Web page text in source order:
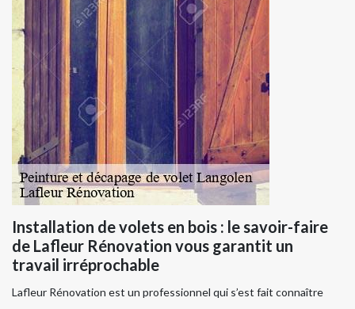
Installation de volets en bois : le savoir-faire
de Lafleur Rénovation vous garantit un
travail irréprochable
Lafleur Rénovation est un professionnel qui s’est fait connaître